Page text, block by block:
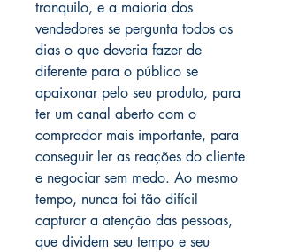
tranquilo, e a maioria dos
vendedores se pergunta todos os
dias o que deveria fazer de
diferente para o público se
apaixonar pelo seu produto, para
ter um canal aberto com o
comprador mais importante, para
conseguir ler as reações do cliente
e negociar sem medo. Ao mesmo
tempo, nunca foi tão difícil
capturar a atenção das pessoas,
que dividem seu tempo e seu